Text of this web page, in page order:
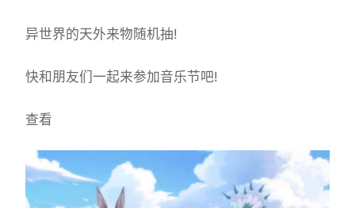
异世界的天外来物随机抽!
快和朋友们一起来参加音乐节吧!
查看